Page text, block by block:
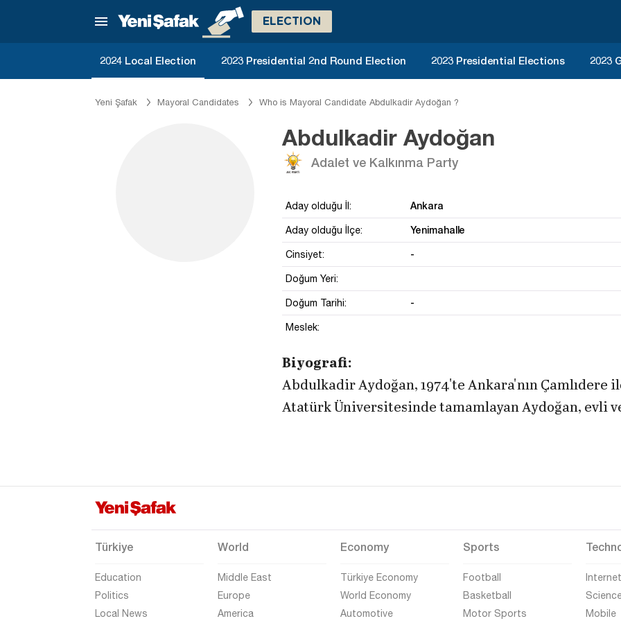
ELECTION
2024 Local Election 2023 Presidential 2nd Round Election 2023 Presidential Elections 2023
Yeni Şafak Mayoral Candidates Who is Mayoral Candidate Abdulkadir Aydoğan ?
Abdulkadir Aydoğan
Adalet ve Kalkınma Party
Aday olduğu İl: Ankara
Aday olduğu İlçe: Yenimahalle
Cinsiyet: -
Doğum Yeri:
Doğum Tarihi: -
Meslek:
Biyografi:
Abdulkadir Aydoğan, 1974'te Ankara'nın
Atatürk Üniversitesinde tamamlayan Aydoğan, evli ve
Türkiye
Education
Politics
Local News
World
Middle East
Europe
America
Economy
Türkiye Economy
World Economy
Automotive
Sports
Football
Basketball
Motor Sports
Internet
Mobile